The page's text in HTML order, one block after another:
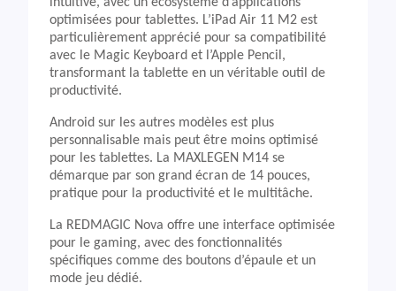
optimisées pour tablettes. L’iPad Air 11 M2 est
particulièrement apprécié pour sa compatibilité
avec le Magic Keyboard et l’Apple Pencil,
transformant la tablette en un véritable outil de
productivité.
Android sur les autres modèles est plus
personnalisable mais peut être moins optimisé
pour les tablettes. La MAXLEGEN M14 se
démarque par son grand écran de 14 pouces,
pratique pour la productivité et le multitâche.
La REDMAGIC Nova offre une interface optimisée
pour le gaming, avec des fonctionnalités
spécifiques comme des boutons d’épaule et un
mode jeu dédié.